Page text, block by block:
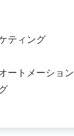
ティング
ートメーション